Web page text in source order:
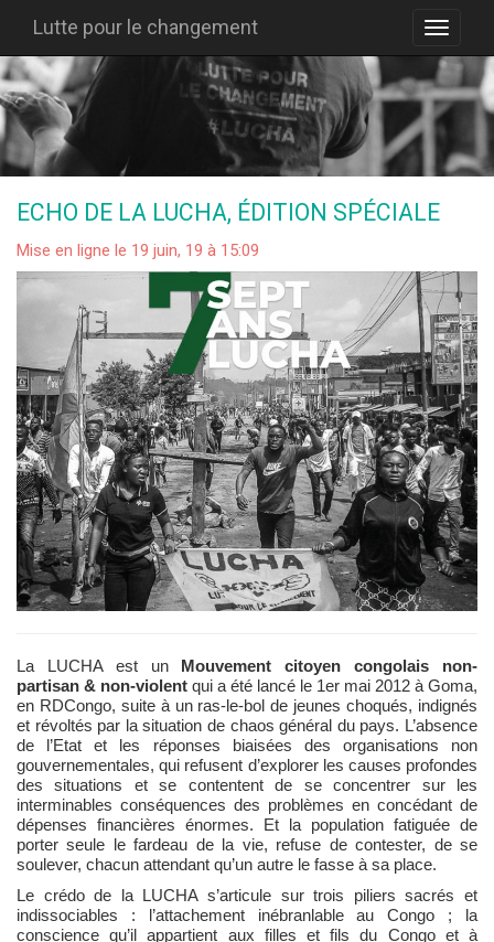
Lutte pour le changement
ECHO DE LA LUCHA, ÉDITION SPÉCIALE
Mise en ligne le 19 juin, 19 à 15:09
La LUCHA est un Mouvement citoyen congolais non-
partisan & non-violent qui a été lancé le 1er mai 2012 à Goma,
en RDCongo, suite à un ras-le-bol de jeunes choqués, indignés
et révoltés par la situation de chaos général du pays. L’absence
de l’Etat et les réponses biaisées des organisations non
gouvernementales, qui refusent d’explorer les causes profondes
des situations et se contentent de se concentrer sur les
interminables conséquences des problèmes en concédant de
dépenses financières énormes. Et la population fatiguée de
porter seule le fardeau de la vie, refuse de contester, de se
soulever, chacun attendant qu’un autre le fasse à sa place.
Le crédo de la LUCHA s’articule sur trois piliers sacrés et
indissociables : l’attachement inébranlable au Congo ; la
conscience qu’il appartient aux filles et fils du Congo et à